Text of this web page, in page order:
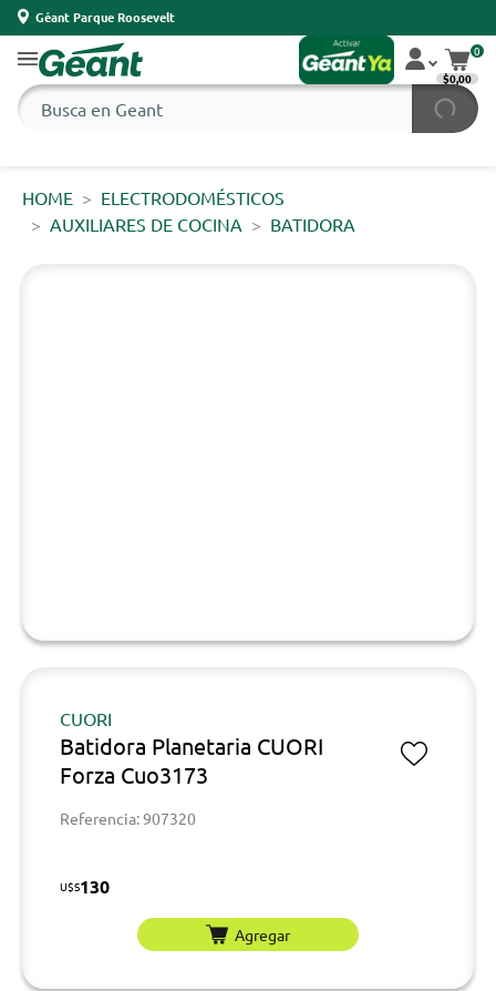
Géant Parque Roosevelt
0
$0,00
HOME
ELECTRODOMÉSTICOS
AUXILIARES DE COCINA
BATIDORA
CUORI
Batidora Planetaria CUORI
Forza Cuo3173
Referencia: 907320
U$S130
Agregar